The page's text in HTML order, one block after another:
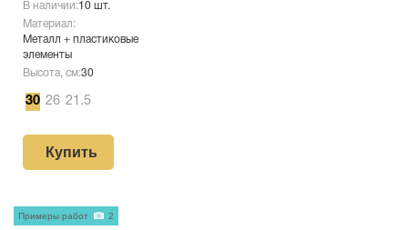
В наличии:10 шт.
Материал:
Металл + пластиковые
элементы
Высота, см:30
30 26 21.5
Купить
Примеры работ 2